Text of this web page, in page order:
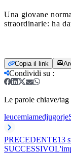
Una giovane
straordinarie: ha
Copia il link
Condividi su :
Le parole chiave/tag
leucemiamedjugorje
PRECEDENTE13
SUCCESSIVO